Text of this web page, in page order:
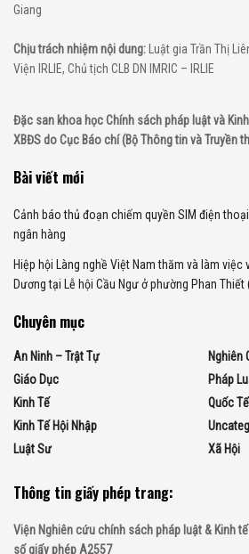
Giang
Chịu trách nhiệm nội dung: Luật gia Trần Thị
Viện IRLIE, Chủ tịch CLB DN IMRIC – IRLIE
Đặc san khoa học Chính sách pháp luật và
XBĐS do Cục Báo chí (Bộ Thông tin và Truyền
Bài viết mới
Cảnh báo thủ đoạn chiếm quyền SIM điện
ngân hàng
Hiệp hội Làng nghề Việt Nam thăm và làm việc
Dương tại Lễ hội Cầu Ngư ở phường Phan
Chuyên mục
An Ninh – Trật Tự
Giáo Dục
Kinh Tế
Kinh Tế Hội Nhập
Luật Sư
Nghiên
Pháp
Quốc Tế
Xã Hội
Thông tin giấy phép trang:
Viện Nghiên cứu chính sách pháp luật & Kinh tế
số giấy phép A2557